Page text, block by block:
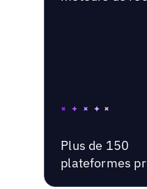
Plus de 150
plateformes